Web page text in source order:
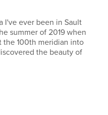
I've ever been in Sault
summer of 2019 when
the 100th meridian into
the beauty of